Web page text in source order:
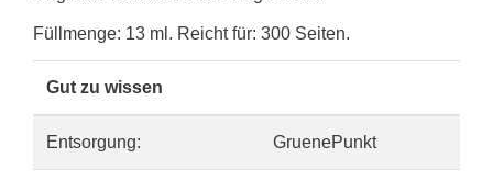
Füllmenge: 13 ml. Reicht für: 300 Seiten.
Gut zu wissen
Entsorgung: GruenePunkt